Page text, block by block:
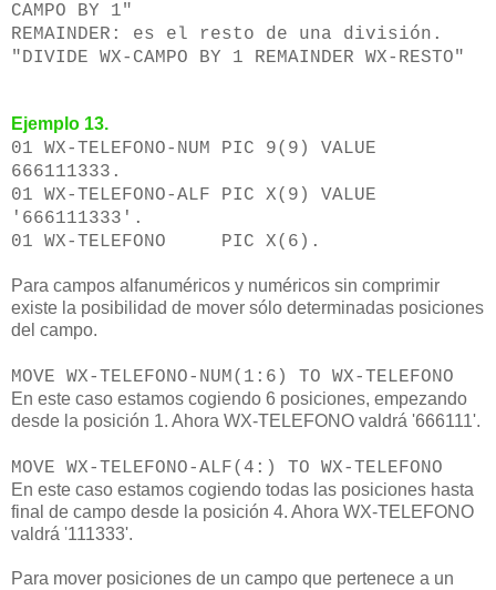
CAMPO BY 1"
REMAINDER: es el resto de una división.
"DIVIDE WX-CAMPO BY 1 REMAINDER WX-RESTO"
Ejemplo 13.
01 WX-TELEFONO-NUM PIC 9(9) VALUE
666111333.
01 WX-TELEFONO-ALF PIC X(9) VALUE
'666111333'.
01 WX-TELEFONO PIC X(6).
Para campos alfanuméricos y numéricos sin comprimir
existe la posibilidad de mover sólo determinadas posiciones
del campo.
MOVE WX-TELEFONO-NUM(1:6) TO WX-TELEFONO
En este caso estamos cogiendo 6 posiciones, empezando
desde la posición 1. Ahora WX-TELEFONO valdrá '666111'.
MOVE WX-TELEFONO-ALF(4:) TO WX-TELEFONO
En este caso estamos cogiendo todas las posiciones hasta
final de campo desde la posición 4. Ahora WX-TELEFONO
valdrá '111333'.
Para mover posiciones de un campo que pertenece a un